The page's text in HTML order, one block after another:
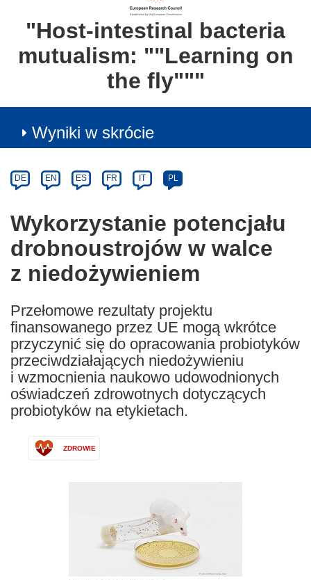
"Host-intestinal bacteria
mutualism: ""Learning on
the fly"""
Wyniki w skrócie
Category
Article
available
the
following
languages:
DE EN ES FR IT PL
Wykorzystanie potencjału
drobnoustrojów w walce
z niedożywieniem
Przełomowe rezultaty projektu
finansowanego przez UE mogą wkrótce
przyczynić się do opracowania probiotyków
przeciwdziałających niedożywieniu
i wzmocnienia naukowo udowodnionych
oświadczeń zdrowotnych dotyczących
probiotyków na etykietach.
ZDROWIE